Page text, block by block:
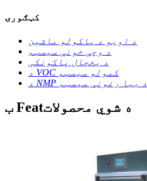
کټګورۍ
د اوبو د پاکولو ماشین
د وچې خونې سیسټم
د یخچال پاکونکی
د VOC کمولو سیسټم
د NMP د بیا رغونې سیسټم
ب Featه شوي محصولات